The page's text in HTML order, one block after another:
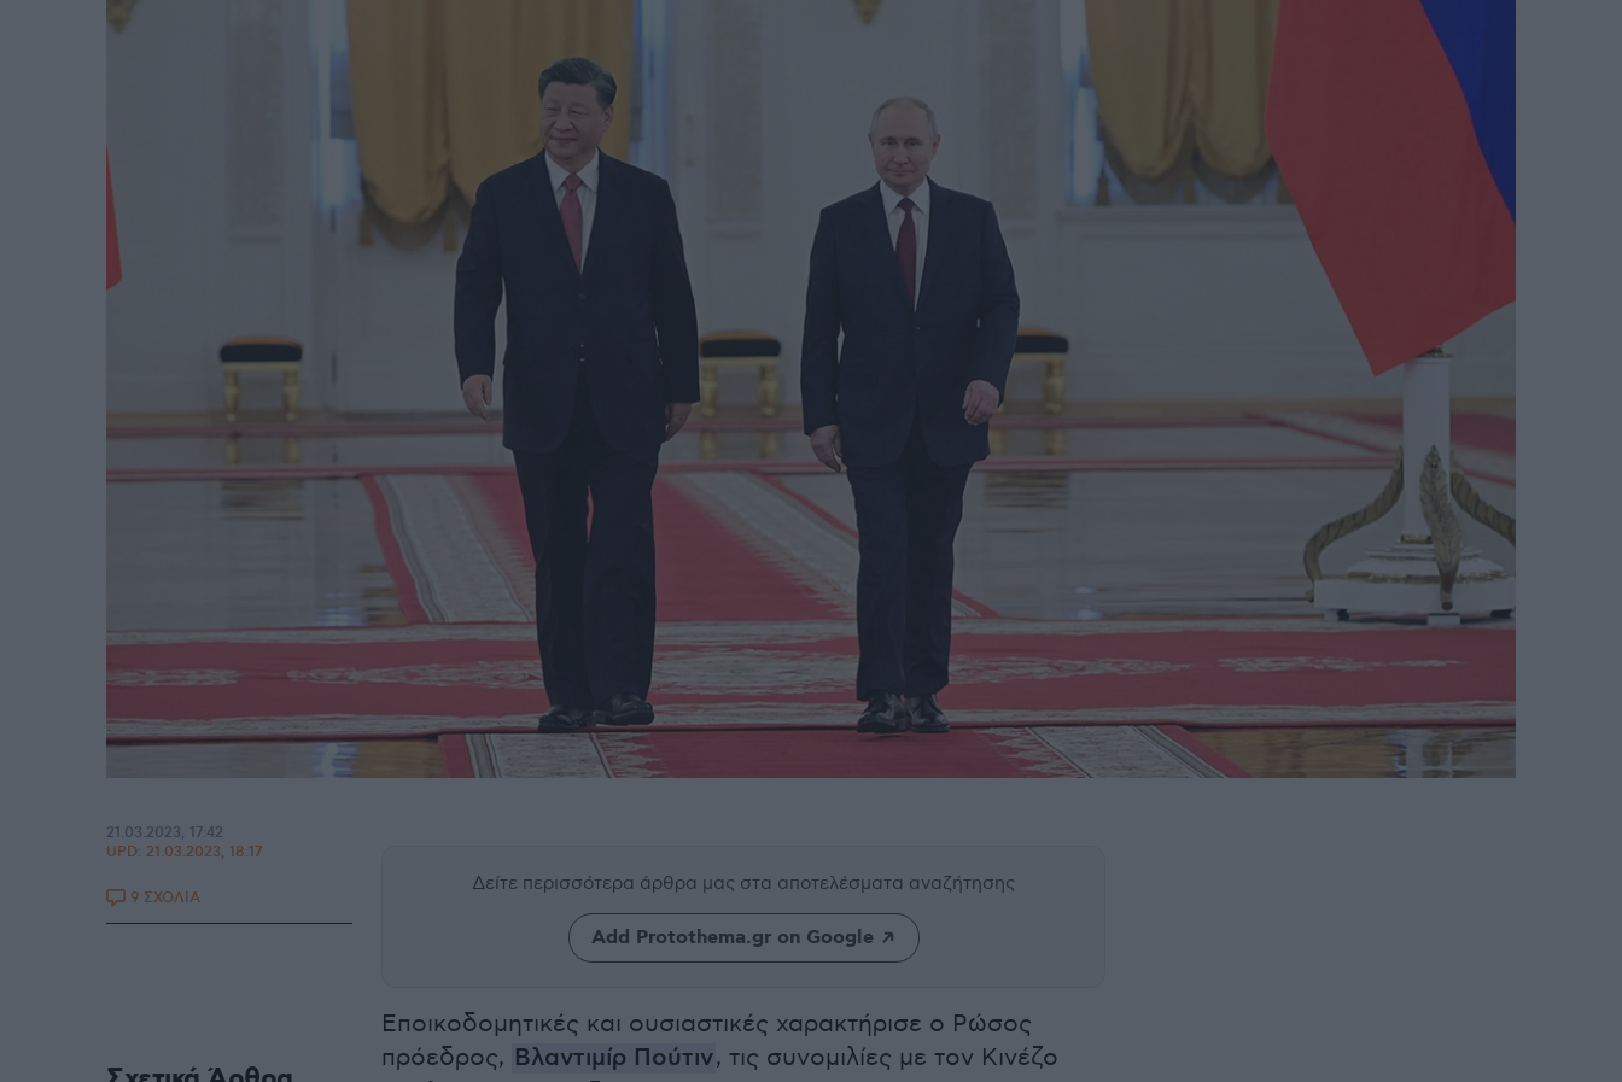
Δείτε περισσότερα άρθρα μας στα αποτελέσματα αναζήτησης
Add Protothema.gr on Google
Εποικοδομητικές και ουσιαστικές χαρακτήρισε ο Ρώσος
πρόεδρος, Βλαντιμίρ Πούτιν, τις συνομιλίες με τον Κινέζο
21.03.2023, 17:42
UPD: 21.03.2023, 18:17
9 ΣΧΟΛΙΑ